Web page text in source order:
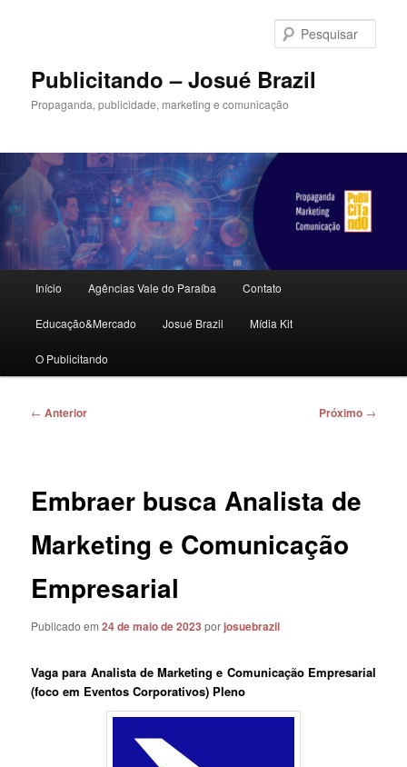
principalPublicitando – Josué Brazil
Propaganda, publicidade, marketing e comunicação
principal
Início Agências Vale do Paraíba Contato
Educação&Mercado Josué Brazil Mídia Kit
O Publicitando
Navegação
← Anterior Próximo →
Embraer busca Analista de
Marketing e Comunicação
Empresarial
Publicado em24 de maio de 2023 porjosuebrazil
Vaga para Analista de Marketing e Comunicação Empresarial
(foco em Eventos Corporativos) Pleno